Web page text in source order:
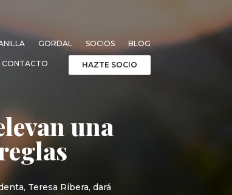
GORDAL SOCIOS BLOG
CONTACTO HAZTE SOCIO
una
Teresa Ribera, dará